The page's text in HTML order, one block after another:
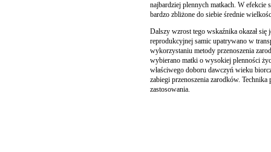
najbardziej plennych matkach. W
bardzo zbliżone do siebie średnie
Dalszy wzrost tego wskaźnika okazał
reprodukcyjnej samic upatrywano w
wykorzystaniu metody przenoszenia
wybierano matki o wysokiej plenności
właściwego doboru dawczyń wieku
zabiegi przenoszenia zarodków.
zastosowania.